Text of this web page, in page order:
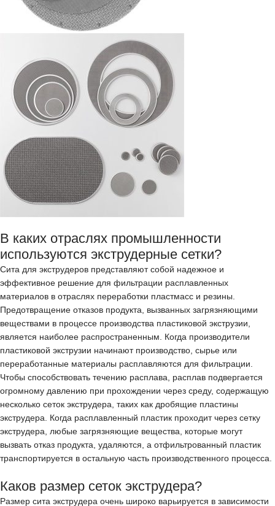
В каких отраслях промышленности
используются экструдерные сетки?
Сита для экструдеров представляют собой надежное и
эффективное решение для фильтрации расплавленных
материалов в отраслях переработки пластмасс и резины.
Предотвращение отказов продукта, вызванных загрязняющими
веществами в процессе производства пластиковой экструзии,
является наиболее распространенным. Когда производители
пластиковой экструзии начинают производство, сырье или
переработанные материалы расплавляются для фильтрации.
Чтобы способствовать течению расплава, расплав подвергается
огромному давлению при прохождении через среду, содержащую
несколько сеток экструдера, таких как дробящие пластины
экструдера. Когда расплавленный пластик проходит через сетку
экструдера, любые загрязняющие вещества, которые могут
вызвать отказ продукта, удаляются, а отфильтрованный пластик
транспортируется в остальную часть производственного процесса.
Каков размер сеток экструдера?
Размер сита экструдера очень широко варьируется в зависимости